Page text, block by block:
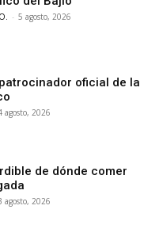
- 5 agosto, 2026
oficial de la
agosto, 2026
de dónde comer
agosto, 2026